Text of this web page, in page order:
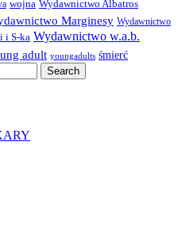
wojna Wydawnictwo Albatros
Marginesy Wydawnictwo
i S-ka Wydawnictwo w.a.b.
adult youngadults śmierć